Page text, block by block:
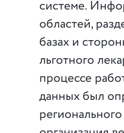
системе.
областей,
базах и
льготного
процессе
данных был